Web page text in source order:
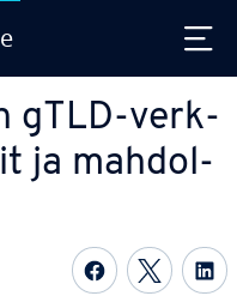
gTLD-verk­
ja mah­dol­
Jaa Jaa